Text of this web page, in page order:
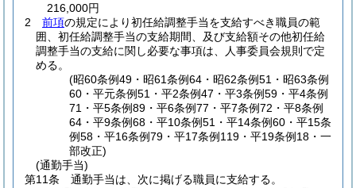
216,000円
2
前項の規定により初任給調整手当を支給すべき職員の範
囲、初任給調整手当の支給期間、及び支給額その他初任給
調整手当の支給に関し必要な事項は、人事委員会規則で定
める。
(昭60条例49・昭61条例64・昭62条例51・昭63条例
60・平元条例51・平2条例47・平3条例59・平4条例
71・平5条例89・平6条例77・平7条例72・平8条例
64・平9条例68・平10条例51・平14条例60・平15条
例58・平16条例79・平17条例119・平19条例18・一
部改正)
(通勤手当)
第11条
通勤手当は、次に掲げる職員に支給する。